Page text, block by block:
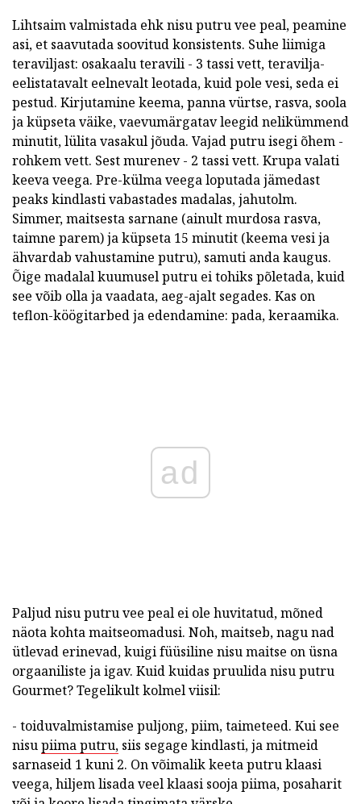
Lihtsaim valmistada ehk nisu putru vee peal, peamine
asi, et saavutada soovitud konsistents. Suhe liimiga
teraviljast: osakaalu teravili - 3 tassi vett, teravilja-
eelistatavalt eelnevalt leotada, kuid pole vesi, seda ei
pestud. Kirjutamine keema, panna vürtse, rasva, soola
ja küpseta väike, vaevumärgatav leegid nelikümmend
minutit, lülita vasakul jõuda. Vajad putru isegi õhem -
rohkem vett. Sest murenev - 2 tassi vett. Krupa valati
keeva veega. Pre-külma veega loputada jämedast
peaks kindlasti vabastades madalas, jahutolm.
Simmer, maitsesta sarnane (ainult murdosa rasva,
taimne parem) ja küpseta 15 minutit (keema vesi ja
ähvardab vahustamine putru), samuti anda kaugus.
Õige madalal kuumusel putru ei tohiks põletada, kuid
see võib olla ja vaadata, aeg-ajalt segades. Kas on
teflon-köögitarbed ja edendamine: pada, keraamika.
ad
Paljud nisu putru vee peal ei ole huvitatud, mõned
näota kohta maitseomadusi. Noh, maitseb, nagu nad
ütlevad erinevad, kuigi füüsiline nisu maitse on üsna
orgaaniliste ja igav. Kuid kuidas pruulida nisu putru
Gourmet? Tegelikult kolmel viisil:
- toiduvalmistamise puljong, piim, taimeteed. Kui see
nisupiima putru, siis segage kindlasti, ja mitmeid
sarnaseid 1 kuni 2. On võimalik keeta putru klaasi
veega, hiljem lisada veel klaasi sooja piima, posaharit